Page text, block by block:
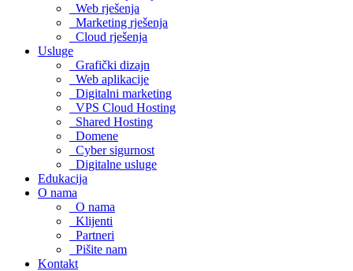
Web rješenja
Marketing rješenja
Cloud rješenja
Usluge
Grafički dizajn
Web aplikacije
Digitalni marketing
VPS Cloud Hosting
Shared Hosting
Domene
Cyber sigurnost
Digitalne usluge
Edukacija
O nama
O nama
Klijenti
Partneri
Pišite nam
Kontakt